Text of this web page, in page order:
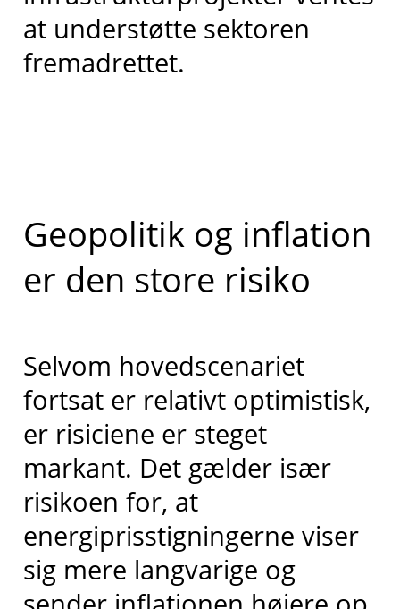
at understøtte sektoren
fremadrettet.
Geopolitik og inflation
er den store risiko
Selvom hovedscenariet
fortsat er relativt optimistisk,
er risiciene er steget
markant. Det gælder især
risikoen for, at
energiprisstigningerne viser
sig mere langvarige og